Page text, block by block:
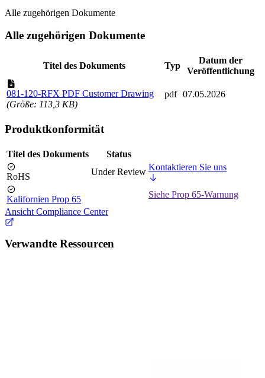
Alle zugehörigen Dokumente
Alle zugehörigen Dokumente
Titel des Dokuments Typ
Datum der
Veröffentlichung
081-120-RFX PDF Customer Drawing
(Größe: 113,3 KB)
pdf 07.05.2026
Produktkonformität
Titel des Dokuments Status
RoHS Under Review Kontaktieren Sie uns
Kalifornien Prop 65
Siehe Prop 65-Warnung
Ansicht Compliance Center
Verwandte Ressourcen